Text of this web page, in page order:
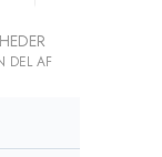
DEL AF